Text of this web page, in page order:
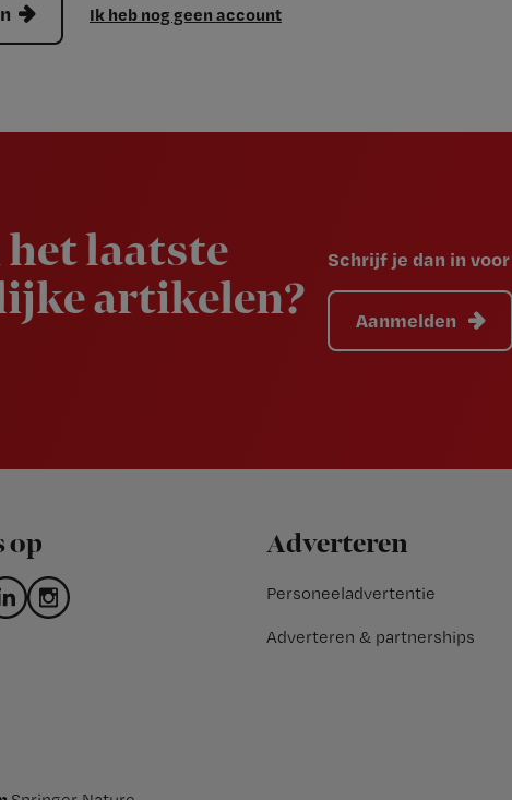
Ik heb nog geen account
laatste
artikelen?
Schrijf je dan in
Aanmelden
op Adverteren
Personeeladvertentie
Adverteren & partnerships